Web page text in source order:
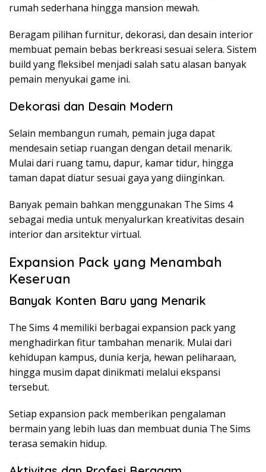
rumah sederhana hingga mansion mewah.
Beragam pilihan furnitur, dekorasi, dan desain interior
membuat pemain bebas berkreasi sesuai selera. Sistem
build yang fleksibel menjadi salah satu alasan banyak
pemain menyukai game ini.
Dekorasi dan Desain Modern
Selain membangun rumah, pemain juga dapat
mendesain setiap ruangan dengan detail menarik.
Mulai dari ruang tamu, dapur, kamar tidur, hingga
taman dapat diatur sesuai gaya yang diinginkan.
Banyak pemain bahkan menggunakan The Sims 4
sebagai media untuk menyalurkan kreativitas desain
interior dan arsitektur virtual.
Expansion Pack yang Menambah
Keseruan
Banyak Konten Baru yang Menarik
The Sims 4 memiliki berbagai expansion pack yang
menghadirkan fitur tambahan menarik. Mulai dari
kehidupan kampus, dunia kerja, hewan peliharaan,
hingga musim dapat dinikmati melalui ekspansi
tersebut.
Setiap expansion pack memberikan pengalaman
bermain yang lebih luas dan membuat dunia The Sims
terasa semakin hidup.